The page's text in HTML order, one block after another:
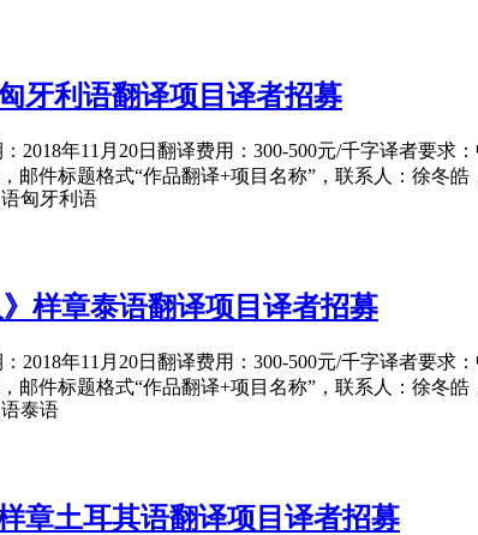
牙利语翻译项目译者招募
2018年11月20日翻译费用：300-500元/千字译者要
邮件标题格式“作品翻译+项目名称”，联系人：徐冬皓
匈牙利语
》样章泰语翻译项目译者招募
2018年11月20日翻译费用：300-500元/千字译者要
邮件标题格式“作品翻译+项目名称”，联系人：徐冬皓
泰语
章土耳其语翻译项目译者招募